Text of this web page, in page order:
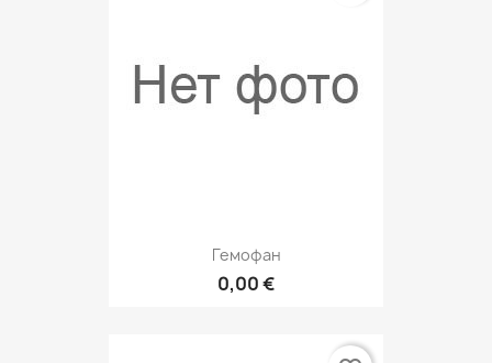
Гемофан
0,00 €